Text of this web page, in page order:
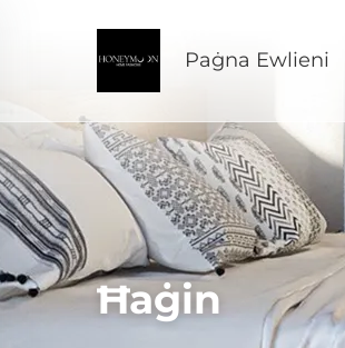
Paġna Ewlieni
Ħaġin